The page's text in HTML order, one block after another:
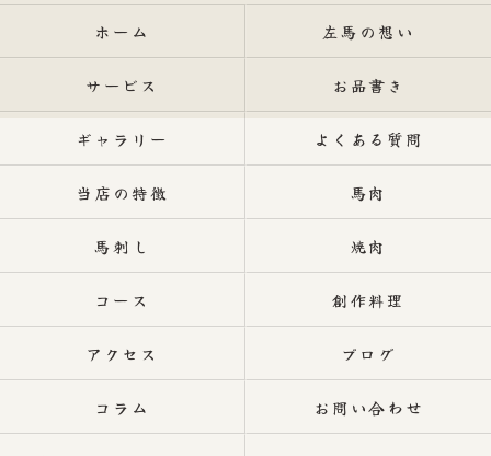
ホーム 左馬の想い
サービス お品書き
ギャラリー よくある質問
当店の特徴 馬肉
馬刺し 焼肉
コース 創作料理
アクセス ブログ
コラム お問い合わせ